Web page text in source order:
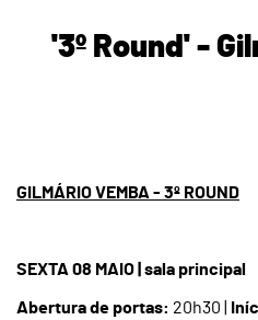
'3º Round' -
GILMÁRIO VEMBA - 3º ROUND
SEXTA 08 MAIO | sala principal
Abertura de portas: 20h30 |